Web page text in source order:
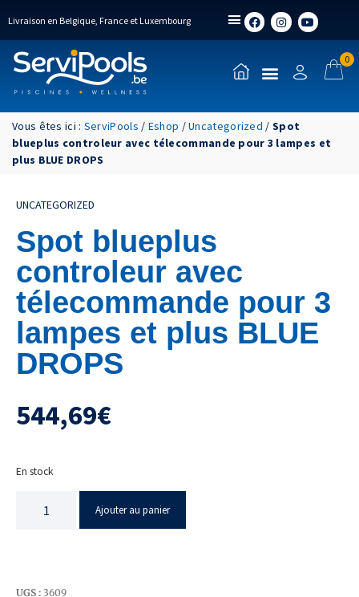
Livraison en Belgique, France et Luxembourg
0
Vous êtes ici : ServiPools / Eshop /Uncategorized / Spot
blueplus controleur avec télecommande pour 3 lampes et
plus BLUE DROPS
UNCATEGORIZED
Spot blueplus
controleur avec
télecommande pour 3
lampes et plus BLUE
DROPS
544,69€
En stock
Ajouter au panier
UGS : 3609